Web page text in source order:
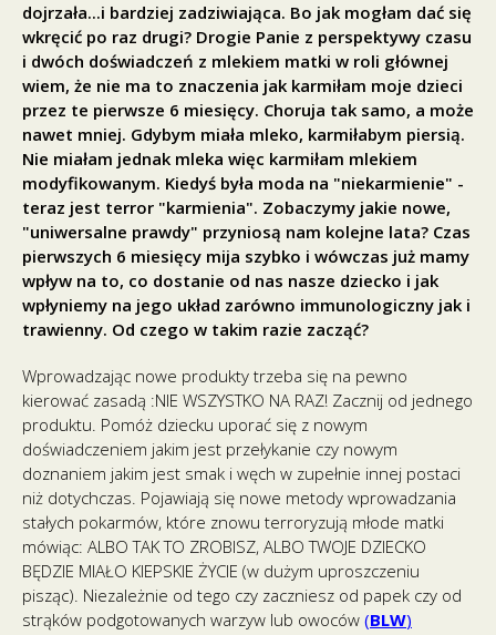
dojrzała...i bardziej zadziwiająca. Bo jak mogłam dać się
wkręcić po raz drugi? Drogie Panie z perspektywy czasu
i dwóch doświadczeń z mlekiem matki w roli głównej
wiem, że nie ma to znaczenia jak karmiłam moje dzieci
przez te pierwsze 6 miesięcy. Choruja tak samo, a może
nawet mniej. Gdybym miała mleko, karmiłabym piersią.
Nie miałam jednak mleka więc karmiłam mlekiem
modyfikowanym. Kiedyś była moda na "niekarmienie" -
teraz jest terror "karmienia". Zobaczymy jakie nowe,
"uniwersalne prawdy" przyniosą nam kolejne lata? Czas
pierwszych 6 miesięcy mija szybko i wówczas już mamy
wpływ na to, co dostanie od nas nasze dziecko i jak
wpłyniemy na jego układ zarówno immunologiczny jak i
trawienny. Od czego w takim razie zacząć?
Wprowadzając nowe produkty trzeba się na pewno
kierować zasadą :NIE WSZYSTKO NA RAZ! Zacznij od jednego
produktu. Pomóż dziecku uporać się z nowym
doświadczeniem jakim jest przełykanie czy nowym
doznaniem jakim jest smak i węch w zupełnie innej postaci
niż dotychczas. Pojawiają się nowe metody wprowadzania
stałych pokarmów, które znowu terroryzują młode matki
mówiąc: ALBO TAK TO ZROBISZ, ALBO TWOJE DZIECKO
BĘDZIE MIAŁO KIEPSKIE ŻYCIE (w dużym uproszczeniu
pisząc). Niezależnie od tego czy zaczniesz od papek czy od
strąków podgotowanych warzyw lub owoców (BLW)